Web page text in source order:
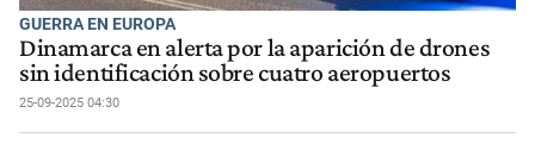
GUERRA EN EUROPA
Dinamarca en alerta por la aparición de drones
sin identificación sobre cuatro aeropuertos
25-09-2025 04:30